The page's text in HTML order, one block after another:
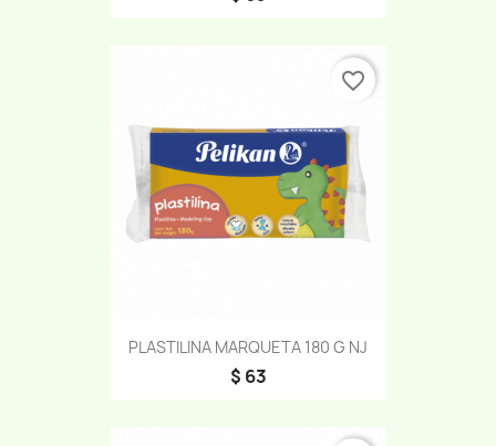
PLASTILINA MARQUETA 180 G NJ
$ 63
favorite_border